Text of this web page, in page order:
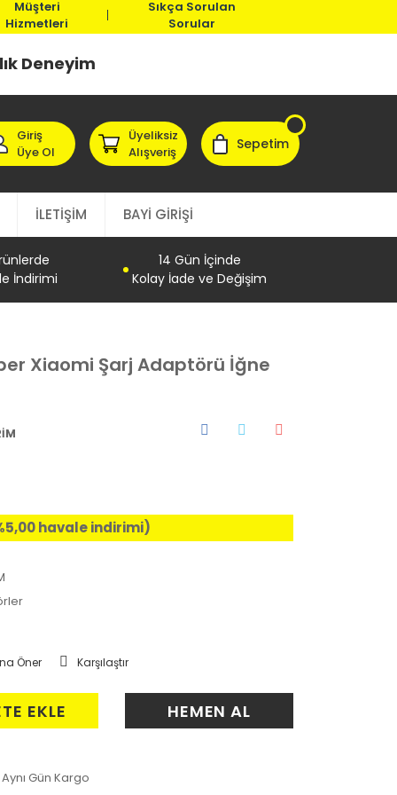
Müşteri
Hizmetleri
Sıkça Sorulan
Sorular
Deneyim
Giriş
Üye Ol
Üyeliksiz
Alışveriş
Sepetim
İLETİŞİM BAYİ GİRİŞİ
İndirimi
14 Gün İçinde
Kolay İade ve Değişim
Xiaomi Şarj Adaptörü İğne
havale indirimi)
Öner Karşılaştır
EKLE HEMEN AL
Aynı Gün Kargo